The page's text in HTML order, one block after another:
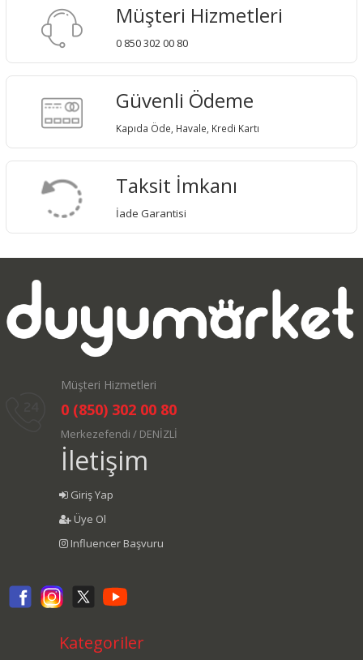
Müşteri Hizmetleri
0 850 302 00 80
Güvenli Ödeme
Kapıda Öde, Havale, Kredi Kartı
Taksit İmkanı
İade Garantisi
Müşteri Hizmetleri
0 (850) 302 00 80
Merkezefendi / DENİZLİ
İletişim
Giriş Yap
Üye Ol
Influencer Başvuru
Kategoriler